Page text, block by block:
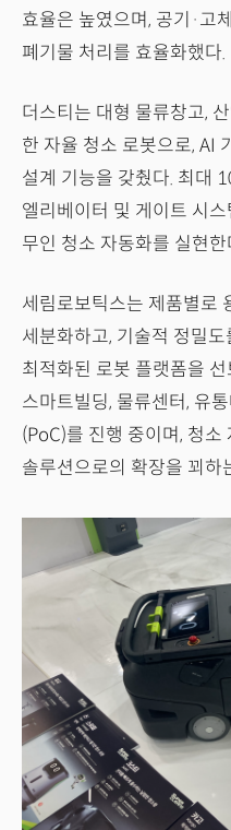
효율은 높였으며, 공기·고
폐기물 처리를 효율화했다.
더스티는 대형 물류창고,
한 자율 청소 로봇으로, AI
설계 기능을 갖췄다. 최대
엘리베이터 및 게이트 시
무인 청소 자동화를 실현한
세림로보틱스는 제품별로
세분화하고, 기술적 정밀
최적화된 로봇 플랫폼을 선
스마트빌딩, 물류센터, 유
(PoC)를 진행 중이며, 청소
솔루션으로의 확장을 꾀하